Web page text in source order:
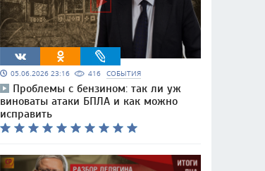
05.06.2026 23:16 416 СОБЫТИЯ
Проблемы с бензином: так ли уж
виноваты атаки БПЛА и как можно
исправить